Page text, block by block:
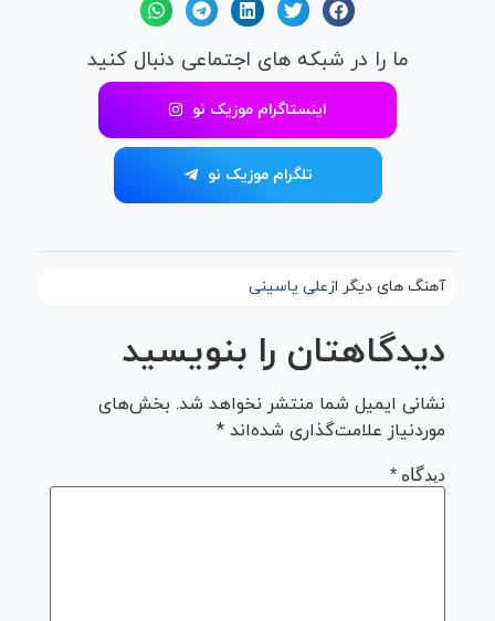
ما را در شبکه های اجتماعی دنبال کنید
اینستاگرام موزیک نو
تلگرام موزیک نو
آهنگ های دیگر ازعلی یاسینی
دیدگاهتان را بنویسید
نشانی ایمیل شما منتشر نخواهد شد. بخش‌های
موردنیاز علامت‌گذاری شده‌اند *
دیدگاه *